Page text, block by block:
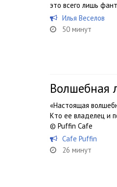
это всего лишь
Илья Веселов
50 минут
Волшебная
«Настоящая
Кто ее владелец и
© Puffin Cafe
Cafe Puffin
26 минут